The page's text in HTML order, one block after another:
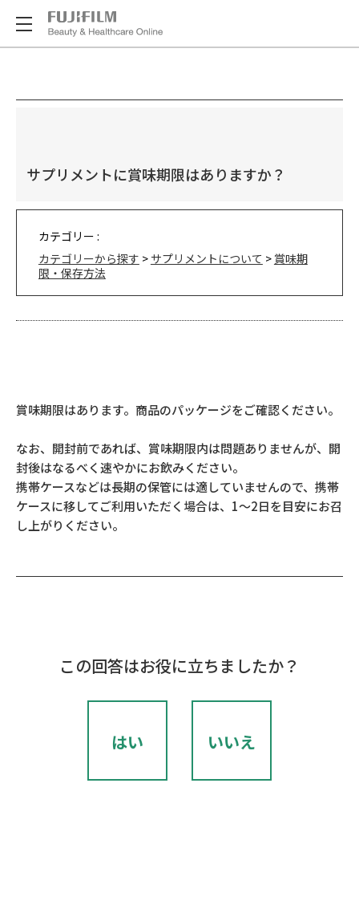
サプリメントに賞味期限はありますか？
カテゴリー :
カテゴリーから探す > サプリメントについて > 賞味期
限・保存方法
賞味期限はあります。商品のパッケージをご確認ください。
なお、開封前であれば、賞味期限内は問題ありませんが、開
封後はなるべく速やかにお飲みください。
携帯ケースなどは長期の保管には適していませんので、携帯
ケースに移してご利用いただく場合は、1～2日を目安にお召
し上がりください。
この回答はお役に立ちましたか？
はい いいえ